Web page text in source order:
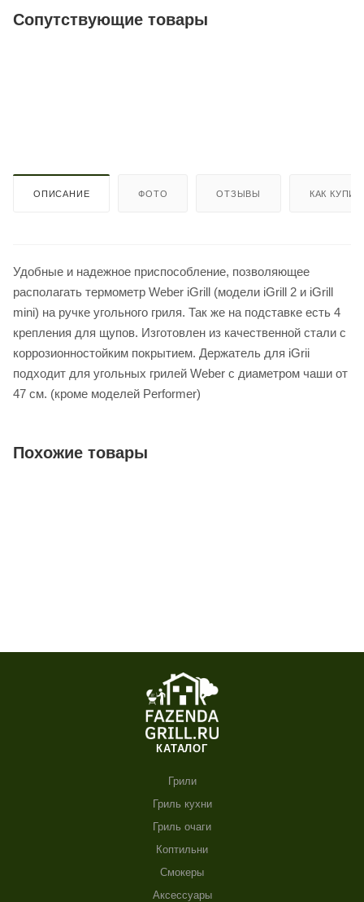
Сопутствующие товары
ОПИСАНИЕ ФОТО ОТЗЫВЫ КАК
Удобные и надежное приспособление, позволяющее
располагать термометр Weber iGrill (модели iGrill 2 и iGrill
mini) на ручке угольного гриля. Так же на подставке есть 4
крепления для щупов. Изготовлен из качественной стали с
коррозионностойким покрытием. Держатель для iGrii
подходит для угольных грилей Weber с диаметром чаши от
47 см. (кроме моделей Performer)
Похожие товары
КАТАЛОГ
Грили
Гриль кухни
Гриль очаги
Коптильни
Смокеры
Аксессуары